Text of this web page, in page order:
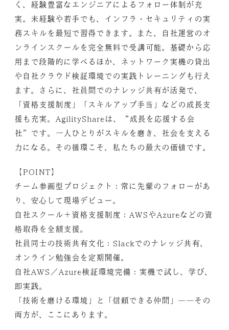
く、経験豊富なエンジニアによるフォロー体制が充
実。未経験や若手でも、インフラ・セキュリティの実
務スキルを最短で習得できます。また、自社運営のオ
ンラインスクールを完全無料で受講可能。基礎から応
用まで段階的に学べるほか、ネットワーク実機の貸出
や自社クラウド検証環境での実践トレーニングも行え
ます。さらに、社員間でのナレッジ共有が活発で、
「資格支援制度」「スキルアップ手当」などの成長支
援も充実。AgilityShareは、“成長を応援する会
社”です。一人ひとりがスキルを磨き、社会を支える
力になる。その循環こそ、私たちの最大の価値です。
【POINT】
チーム参画型プロジェクト：常に先輩のフォローがあ
り、安心して現場デビュー。
自社スクール＋資格支援制度：AWSやAzureなどの資
格取得を全額支援。
社員同士の技術共有文化：Slackでのナレッジ共有、
オンライン勉強会を定期開催。
自社AWS／Azure検証環境完備：実機で試し、学び、
即実践。
「技術を磨ける環境」と「信頼できる仲間」――その
両方が、ここにあります。